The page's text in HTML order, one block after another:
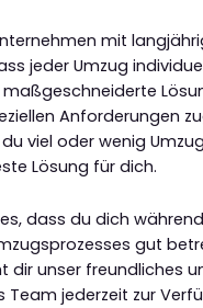
mit
jeder Umzug
Anforderungen
viel oder wenig
Lösung für dich.
dass du dich
gut
dir unser freundliches
jederzeit zur